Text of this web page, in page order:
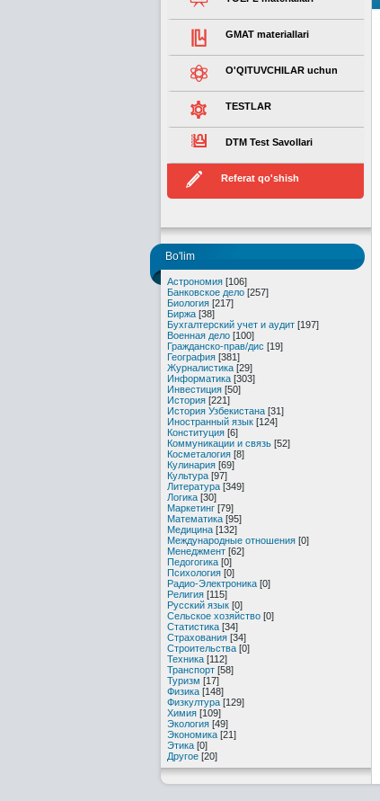
GMAT materiallari
O'QITUVCHILAR uchun
TESTLAR
DTM Test Savollari
Referat qo'shish
Bo'lim
Астрономия [106]
Банковское дело [257]
Биология [217]
Биржа [38]
Бухгалтерский учет и аудит [197]
Военная дело [100]
Гражданско-прав/дис [19]
География [381]
Журналистика [29]
Информатика [303]
Инвестиция [50]
История [221]
История Узбекистана [31]
Иностранный язык [124]
Конституция [6]
Коммуникации и связь [52]
Косметалогия [8]
Кулинария [69]
Культура [97]
Литература [349]
Логика [30]
Маркетинг [79]
Математика [95]
Медицина [132]
Международные отношения [0]
Менеджмент [62]
Педогогика [0]
Психология [0]
Радио-Электроника [0]
Религия [115]
Русский язык [0]
Сельское хозяйство [0]
Статистика [34]
Страхования [34]
Строительства [0]
Техника [112]
Транспорт [58]
Туризм [17]
Физика [148]
Физкултура [129]
Химия [109]
Экология [49]
Экономика [21]
Этика [0]
Другое [20]